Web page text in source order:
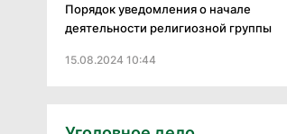
Порядок уведомления о начале
деятельности религиозной группы
15.08.2024 10:44